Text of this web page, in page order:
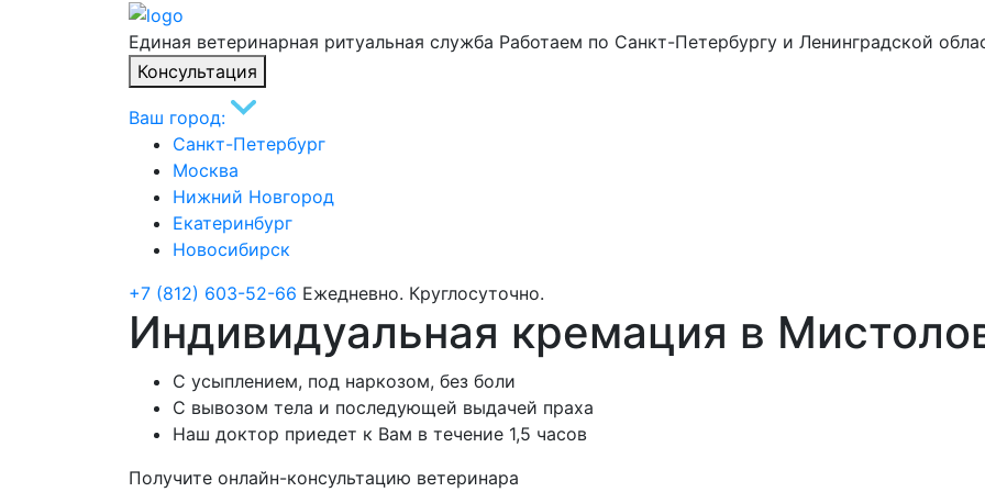
Единая ветеринарная ритуальная служба Работаем по Санкт-Петербургу и Ленинградской
Консультация
Ваш город:
Санкт-Петербург
Москва
Нижний Новгород
Екатеринбург
Новосибирск
+7 (812) 603-52-66 Ежедневно. Круглосуточно.
Индивидуальная кремация в
С усыплением, под наркозом, без боли
С вывозом тела и последующей выдачей праха
Наш доктор приедет к Вам в течение 1,5 часов
Получите онлайн-консультацию ветеринара